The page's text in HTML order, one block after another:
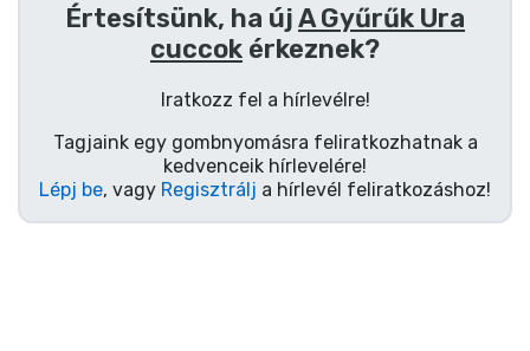
Értesítsünk, ha újA Gyűrűk Ura
cuccok érkeznek?
Iratkozz fel a hírlevélre!
Tagjaink egy gombnyomásra feliratkozhatnak a
kedvenceik hírlevelére!
Lépj be, vagy Regisztrálj a hírlevél feliratkozáshoz!
Sorozatos cuccok
Filmes cuccok
Mesés cuccok
Animés cuccok